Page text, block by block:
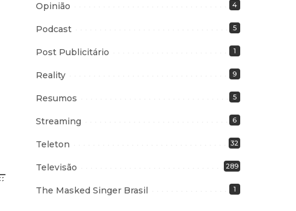
Opinião 4
Podcast 5
Post Publicitário 1
Reality 9
Resumos 5
Streaming 6
Teleton 32
Televisão 289
The Masked Singer Brasil 1